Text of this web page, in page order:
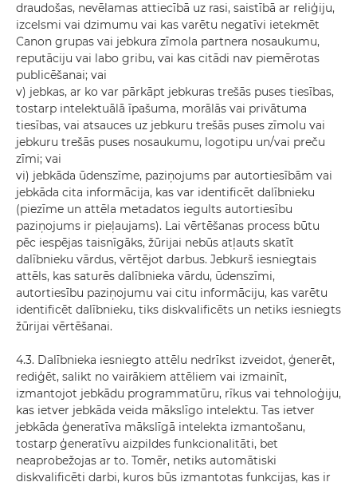
draudošas, nevēlamas attiecībā uz rasi, saistībā ar reliģiju,
izcelsmi vai dzimumu vai kas varētu negatīvi ietekmēt
Canon grupas vai jebkura zīmola partnera nosaukumu,
reputāciju vai labo gribu, vai kas citādi nav piemērotas
publicēšanai; vai
v) jebkas, ar ko var pārkāpt jebkuras trešās puses tiesības,
tostarp intelektuālā īpašuma, morālās vai privātuma
tiesības, vai atsauces uz jebkuru trešās puses zīmolu vai
jebkuru trešās puses nosaukumu, logotipu un/vai preču
zīmi; vai
vi) jebkāda ūdenszīme, paziņojums par autortiesībām vai
jebkāda cita informācija, kas var identificēt dalībnieku
(piezīme un attēla metadatos iegults autortiesību
paziņojums ir pieļaujams). Lai vērtēšanas process būtu
pēc iespējas taisnīgāks, žūrijai nebūs atļauts skatīt
dalībnieku vārdus, vērtējot darbus. Jebkurš iesniegtais
attēls, kas saturēs dalībnieka vārdu, ūdenszīmi,
autortiesību paziņojumu vai citu informāciju, kas varētu
identificēt dalībnieku, tiks diskvalificēts un netiks iesniegts
žūrijai vērtēšanai.
4.3. Dalībnieka iesniegto attēlu nedrīkst izveidot, ģenerēt,
rediģēt, salikt no vairākiem attēliem vai izmainīt,
izmantojot jebkādu programmatūru, rīkus vai tehnoloģiju,
kas ietver jebkāda veida mākslīgo intelektu. Tas ietver
jebkāda ģeneratīva mākslīgā intelekta izmantošanu,
tostarp ģeneratīvu aizpildes funkcionalitāti, bet
neaprobežojas ar to. Tomēr, netiks automātiski
diskvalificēti darbi, kuros būs izmantotas funkcijas, kas ir